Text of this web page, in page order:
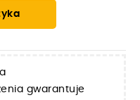
gwarantuje